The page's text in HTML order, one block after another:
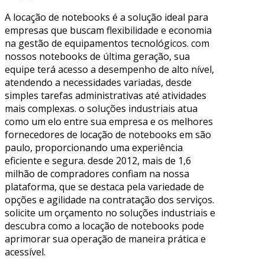
A locação de notebooks é a solução ideal para
empresas que buscam flexibilidade e economia
na gestão de equipamentos tecnológicos. com
nossos notebooks de última geração, sua
equipe terá acesso a desempenho de alto nível,
atendendo a necessidades variadas, desde
simples tarefas administrativas até atividades
mais complexas. o soluções industriais atua
como um elo entre sua empresa e os melhores
fornecedores de locação de notebooks em são
paulo, proporcionando uma experiência
eficiente e segura. desde 2012, mais de 1,6
milhão de compradores confiam na nossa
plataforma, que se destaca pela variedade de
opções e agilidade na contratação dos serviços.
solicite um orçamento no soluções industriais e
descubra como a locação de notebooks pode
aprimorar sua operação de maneira prática e
acessível.